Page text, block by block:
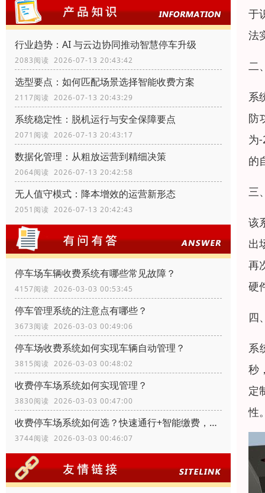
行业趋势：AI 与云边协同推动智慧停车升级
2083阅读 2026-07-13 20:43:42
选型要点：如何匹配场景选择智能收费方案
2117阅读 2026-07-13 20:43:29
系统稳定性：脱机运行与安全保障要点
2071阅读 2026-07-13 20:43:17
数据化管理：从粗放运营到精细决策
2064阅读 2026-07-13 20:42:58
无人值守模式：降本增效的运营新形态
2051阅读 2026-07-13 20:42:43
停车场车辆收费系统有哪些常见故障？
4157阅读 2026-03-03 00:53:45
停车管理系统的注意点有哪些？
3673阅读 2026-03-03 00:49:06
停车场收费系统如何实现车辆自动管理？
3815阅读 2026-03-03 00:48:02
收费停车场系统如何实现管理？
3830阅读 2026-03-03 00:47:00
收费停车场系统如何选？快速通行+智能缴费，适配多场景需求
3744阅读 2026-03-03 00:46:07
于
法
二
系
防
为
的
三
该
出
再
硬
四
系
秒
定
性